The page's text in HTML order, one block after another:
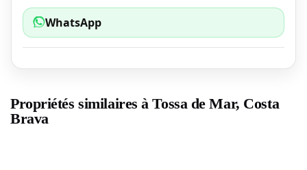
WhatsApp
Propriétés similaires à Tossa de Mar, Costa
Brava